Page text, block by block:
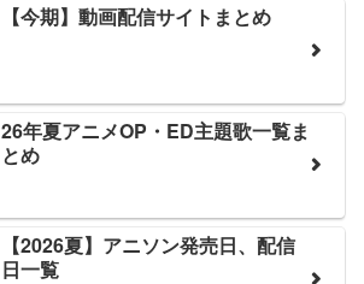
【今期】動画配信サイトまとめ
26年夏アニメOP・ED主題歌一覧ま
とめ
【2026夏】アニソン発売日、配信
日一覧